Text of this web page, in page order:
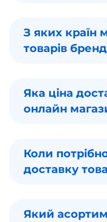
З яких країн
товарів
Яка ціна
онлайн
Коли
доставку
Який